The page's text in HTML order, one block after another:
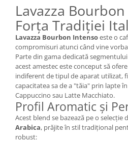
Lavazza
Forța Tradiției
Lavazza Bourbon Intensoeste o
compromisuri atunci când vine
Parte din gama dedicată
acest amestec este conceput să
indiferent de tipul de aparat utilizat,
capacitatea sa de a "tăia" prin lapte
Cappuccino sau Latte Macchiato.
Profil Aromatic și
Acest blend se bazează pe o selecție
Arabica, prăjite în stil tradițional
robust: